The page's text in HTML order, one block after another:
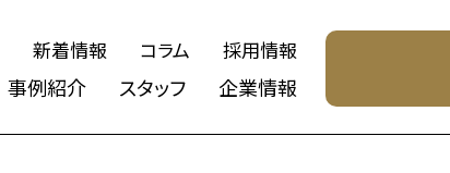
新着情報 コラム 採用情報
事例紹介 スタッフ 企業情報